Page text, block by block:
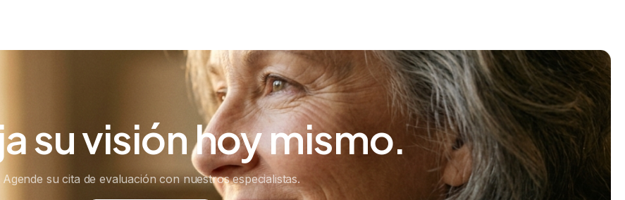
suvisiónhoymismo.
Agende su cita de evaluación con nuestros especialistas.